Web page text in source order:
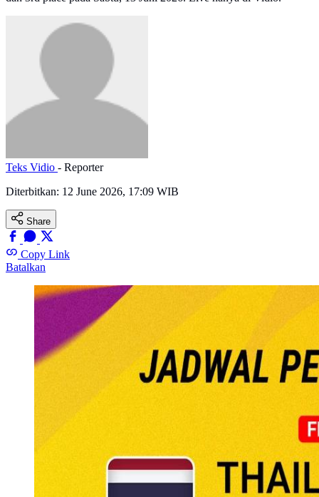
Teks Vidio - Reporter
Diterbitkan: 12 June 2026, 17:09 WIB
Share
Copy Link
Batalkan